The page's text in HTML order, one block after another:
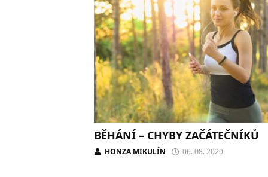
BĚHÁNÍ – CHYBY ZAČÁTEČNÍKŮ
HONZA MIKULÍN 06. 08. 2020